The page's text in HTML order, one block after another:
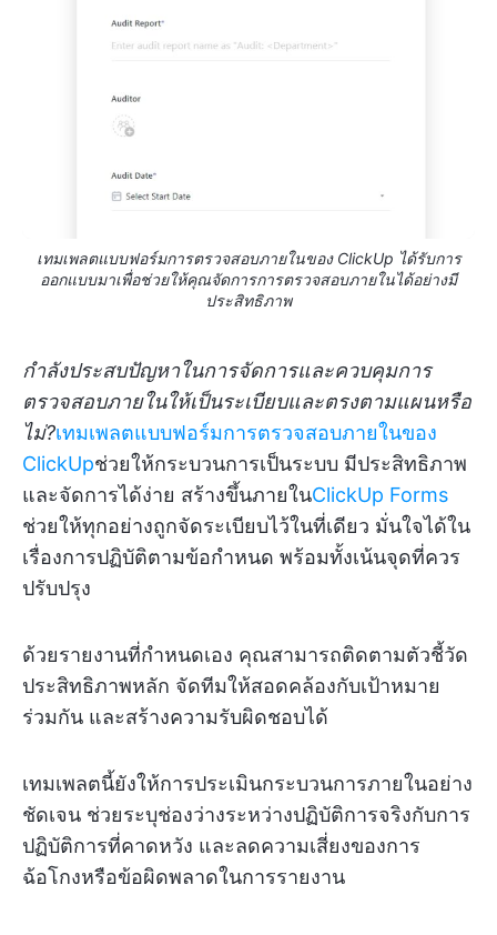
เทมเพลตแบบฟอร์มการตรวจสอบภายในของ ClickUp ได้รับการ
ออกแบบมาเพื่อช่วยให้คุณจัดการการตรวจสอบภายในได้อย่างมี
ประสิทธิภาพ
กำลังประสบปัญหาในการจัดการและควบคุมการ
ตรวจสอบภายในให้เป็นระเบียบและตรงตามแผนหรือ
ไม่?เทมเพลตแบบฟอร์มการตรวจสอบภายในของ
ClickUpช่วยให้กระบวนการเป็นระบบ มีประสิทธิภาพ
และจัดการได้ง่าย สร้างขึ้นภายในClickUp Forms
ช่วยให้ทุกอย่างถูกจัดระเบียบไว้ในที่เดียว มั่นใจได้ใน
เรื่องการปฏิบัติตามข้อกำหนด พร้อมทั้งเน้นจุดที่ควร
ปรับปรุง
ด้วยรายงานที่กำหนดเอง คุณสามารถติดตามตัวชี้วัด
ประสิทธิภาพหลัก จัดทีมให้สอดคล้องกับเป้าหมาย
ร่วมกัน และสร้างความรับผิดชอบได้
เทมเพลตนี้ยังให้การประเมินกระบวนการภายในอย่าง
ชัดเจน ช่วยระบุช่องว่างระหว่างปฏิบัติการจริงกับการ
ปฏิบัติการที่คาดหวัง และลดความเสี่ยงของการ
ฉ้อโกงหรือข้อผิดพลาดในการรายงาน